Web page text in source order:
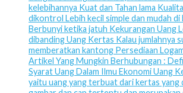
kelebihannya Kuat dan Tahan lama
dikontrol Lebih kecil simple dan mudah di
Berbunyi ketika jatuh Kekurangan Uang
dibanding Uang Kertas Kalau jumlahnya
memberatkan kantong Persediaan
Artikel Yang Mungkin Berhubungan :
Syarat Uang Dalam Ilmu Ekonomi Uang
yaitu uang yang terbuat dari kertas yang